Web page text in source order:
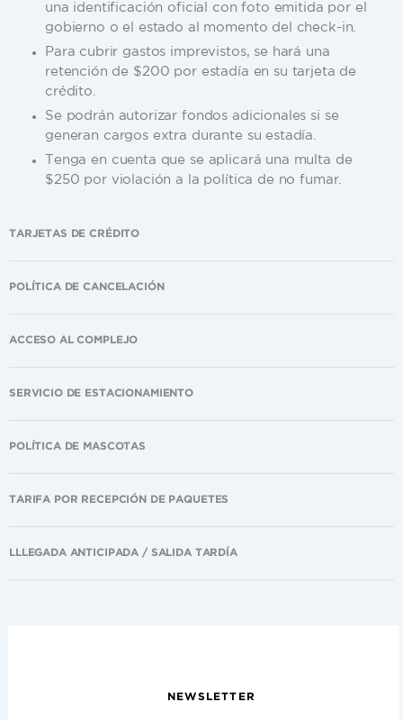
una identificación oficial con foto emitida por el
gobierno o el estado al momento del check-in.
Para cubrir gastos imprevistos, se hará una
retención de $200 por estadía en su tarjeta de
crédito.
Se podrán autorizar fondos adicionales si se
generan cargos extra durante su estadía.
Tenga en cuenta que se aplicará una multa de
$250 por violación a la política de no fumar.
TARJETAS DE CRÉDITO
POLÍTICA DE CANCELACIÓN
ACCESO AL COMPLEJO
SERVICIO DE ESTACIONAMIENTO
POLÍTICA DE MASCOTAS
TARIFA POR RECEPCIÓN DE PAQUETES
LLLEGADA ANTICIPADA / SALIDA TARDÍA
NEWSLETTER